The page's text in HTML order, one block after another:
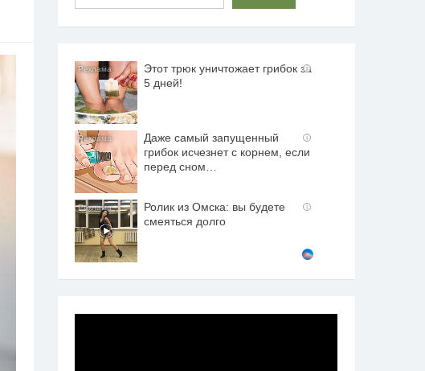
i
Этот трюк уничтожает грибок за
5 дней!
i
Даже самый запущенный
грибок исчезнет с корнем, если
перед сном…
i
Ролик из Омска: вы будете
смеяться долго